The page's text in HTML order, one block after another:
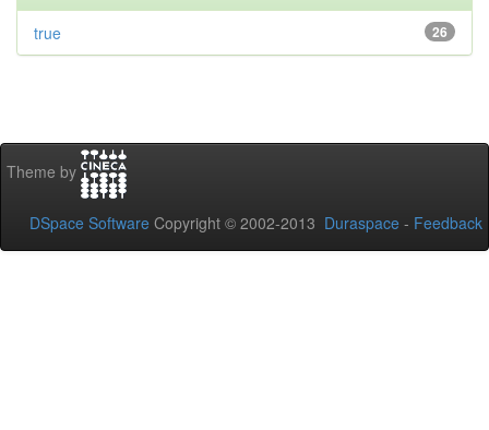
26
true
Theme by
DSpace Software Copyright © 2002-2013 Duraspace - Feedback